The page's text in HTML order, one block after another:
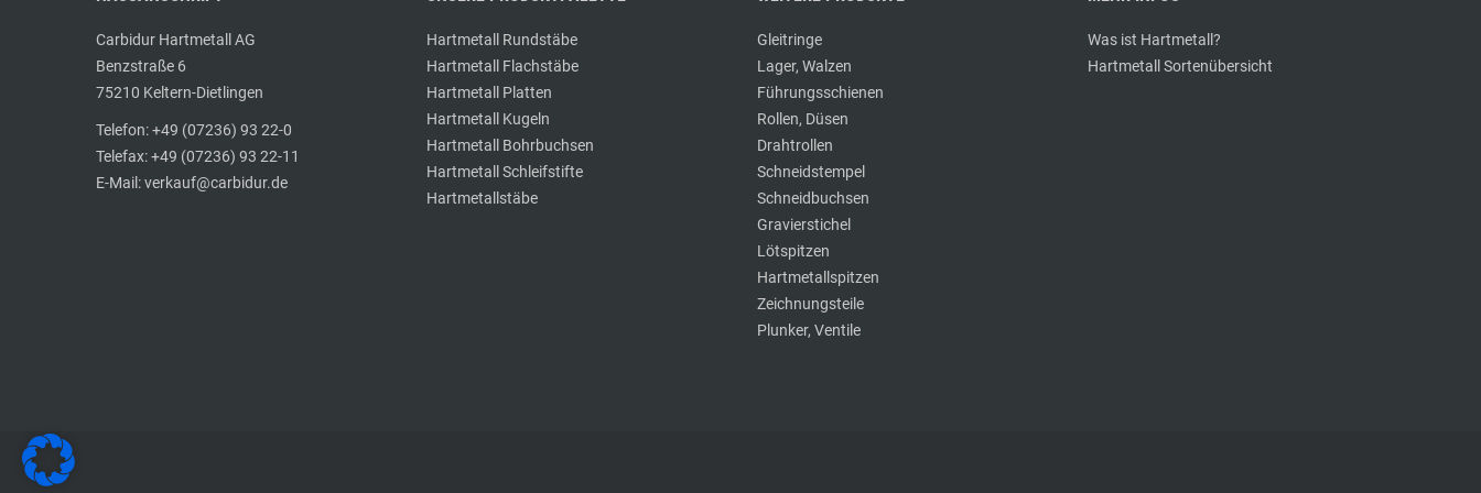
Carbidur Hartmetall AG
Benzstraße 6
75210 Keltern-Dietlingen
Telefon: +49 (07236) 93 22-0
Telefax: +49 (07236) 93 22-11
E-Mail: verkauf@carbidur.de
Hartmetall Rundstäbe
Hartmetall Flachstäbe
Hartmetall Platten
Hartmetall Kugeln
Hartmetall Bohrbuchsen
Hartmetall Schleifstifte
Hartmetallstäbe
Gleitringe
Lager, Walzen
Führungsschienen
Rollen, Düsen
Drahtrollen
Schneidstempel
Schneidbuchsen
Gravierstichel
Lötspitzen
Hartmetallspitzen
Zeichnungsteile
Plunker, Ventile
Was ist Hartmetall?
Hartmetall Sortenübersicht